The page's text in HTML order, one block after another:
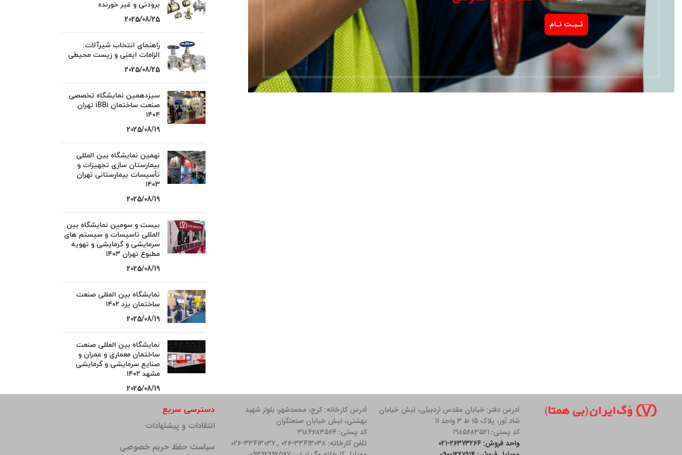
برودتی و غیر خورنده
2025/08/25
راهنمای انتخاب شیرآلات:
الزامات ایمنی و زیست محیطی
2025/08/25
سیزدهمین نمایشگاه تخصصی
صنعت ساختمان iBBi تهران
۱۴۰۴
2025/08/19
نهمین نمایشگاه بین المللی
بیمارستان سازی تجهیزات و
تأسیسات بیمارستانی تهران
۱۴۰۳
2025/08/19
بیست و سومین نمایشگاه بین
المللی تاسیسات و سیستم های
سرمایشی و گرمایشی و تهویه
مطبوع تهران ۱۴۰۳
2025/08/19
نمایشگاه بین المللی صنعت
ساختمان یزد ۱۴۰۲
2025/08/19
نمایشگاه بین المللی صنعت
ساختمان معماری و عمران و
صنایع سرمایشی و گرمایشی
مشهد ۱۴۰۲
2025/08/19
آدرس دفتر: خیابان مقدس اردبیلی، نبش خیابان
شاد آور، پلاک ۱۵ ط ۳ واحد ۱۱
کد پستی: ۱۹۸۵۶۸۳۵۲۱
واحد فروش: ۲۶۳۷۳۲۶۴-۰۲۱
آدرس کارخانه: كرج، محمدشهر، بلوار شهید
بهشتی، نبش خیابان صنعتگران
کد پستی: ۳۱۸۴۶۸۳۵۶۴
تلفن کارخانه: ۳۳۴۱۳۰۳۸-۰۲۶ , ۳۳۴۱۳۰۳۷-۰۲۶
دسترسی سریع
انتقادات و پیشنهادات
سیاست حفظ حریم خصوصی